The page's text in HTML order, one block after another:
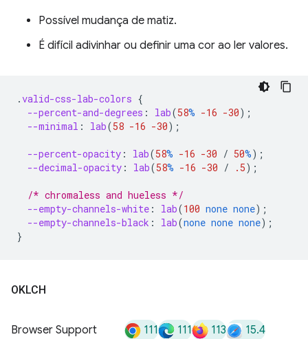
Possível mudança de matiz.
É difícil adivinhar ou definir uma cor ao ler valores.
.valid-css-lab-colors {
--percent-and-degrees : lab(58% -16 -30);
--minimal : lab(58 -16 -30);
--percent-opacity : lab(58% -16 -30 / 50%);
--decimal-opacity : lab(58% -16 -30 / .5);
/* chromaless and hueless */
--empty-channels-white : lab(100 none none);
--empty-channels-black : lab(none none none);
}
OKLCH
Browser Support 111 111 113 15.4